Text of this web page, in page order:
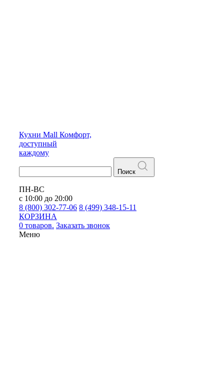
Кухни Mall Комфорт,
доступный
каждому
Поиск
ПН-ВС
с 10:00 до 20:00
8 (800) 302-77-06 8 (499) 348-15-11
КОРЗИНА
0 товаров. Заказать звонок
Меню